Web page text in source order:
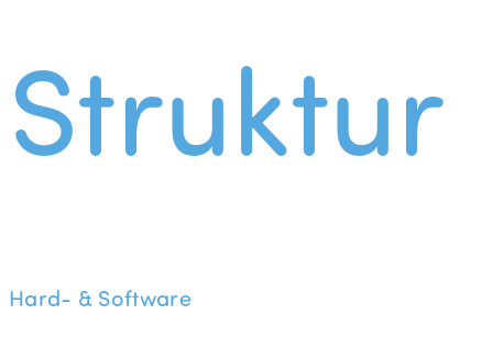
Struktur
Hard- & Software